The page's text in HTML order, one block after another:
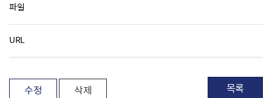
파일
URL
수정 삭제 목록